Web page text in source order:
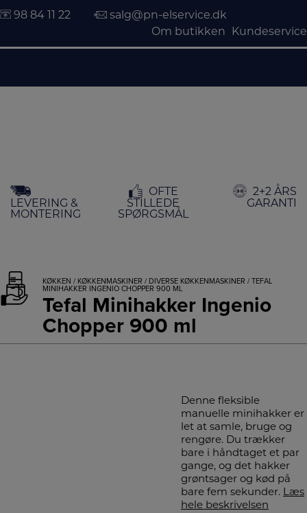
indholdet
98 84 11 22
salg@pn-elservice.dk
Om butikken
Kundeservice
LEVERING &
MONTERING
OFTE
STILLEDE
SPØRGSMÅL
2+2 ÅRS
GARANTI
KØKKEN / KØKKENMASKINER / DIVERSE KØKKENMASKINER / TEFAL
MINIHAKKER INGENIO CHOPPER 900 ML
Tefal Minihakker Ingenio
Chopper 900 ml
Denne fleksible
manuelle minihakker er
let at samle, bruge og
rengøre. Du trækker
bare i håndtaget et par
gange, og det hakker
grøntsager og kød på
bare fem sekunder. Læs
hele beskrivelsen